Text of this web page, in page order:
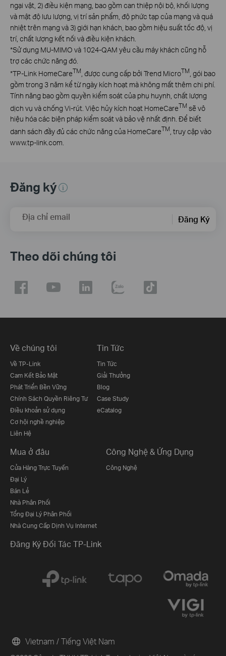
ngại vật, 2) điều kiện mạng, bao gồm can thiệp nội bộ, khối lượng
và mật độ lưu lượng, vị trí sản phẩm, độ phức tạp của mạng và quá
nhiệt trên mạng và 3) giới hạn khách, bao gồm hiệu suất tốc độ, vị
trí, chất lượng kết nối và điều kiện khách.
*Sử dụng MU-MIMO và 1024-QAM yêu cầu máy khách cũng hỗ
trợ các chức năng đó.
*TP-Link HomeCareTM , được cung cấp bởi Trend MicroTM , gói bao
gồm trong 3 năm kể từ ngày kích hoạt mà không mất thêm chi phí.
Tính năng bao gồm quyền kiểm soát của phụ huynh, chất lượng
dịch vụ và chống Vi-rút. Việc hủy kích hoạt HomeCareTM sẽ vô
hiệu hóa các biện pháp kiểm soát và bảo vệ nhất định. Để biết
danh sách đầy đủ các chức năng của HomeCareTM , truy cập vào
www.tp-link.com.
Đăng ký
Địa chỉ email Đăng Ký
Theo dõi chúng tôi
Về chúng tôi
Về TP-Link
Cam Kết Bảo Mật
Phát Triển Bền Vững
Chính Sách Quyền Riêng Tư
Điều khoản sử dụng
Cơ hội nghề nghiệp
Liên Hệ
Tin Tức
Tin Tức
Giải Thưởng
Blog
Case Study
eCatalog
Mua ở đâu
Cửa Hàng Trực Tuyến
Đại Lý
Bán Lẻ
Nhà Phân Phối
Tổng Đại Lý Phân Phối
Nhà Cung Cấp Dịnh Vụ Internet
Công Nghệ & Ứng Dụng
Công Nghệ
Đăng Ký Đối Tác TP-Link
Vietnam / Tiếng Việt Nam